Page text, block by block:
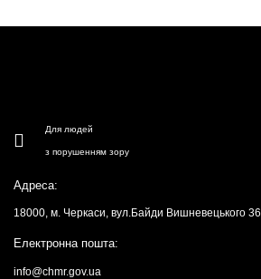
Для людей
з порушенням зору
Адреса:
18000, м. Черкаси, вул.Байди Вишневецького 36
Електронна пошта:
info@chmr.gov.ua